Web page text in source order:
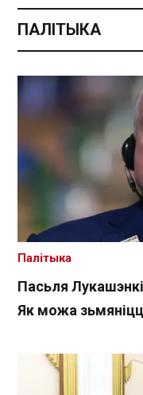
ПАЛІТЫКА
Пасьля
Як можа
Палітыка